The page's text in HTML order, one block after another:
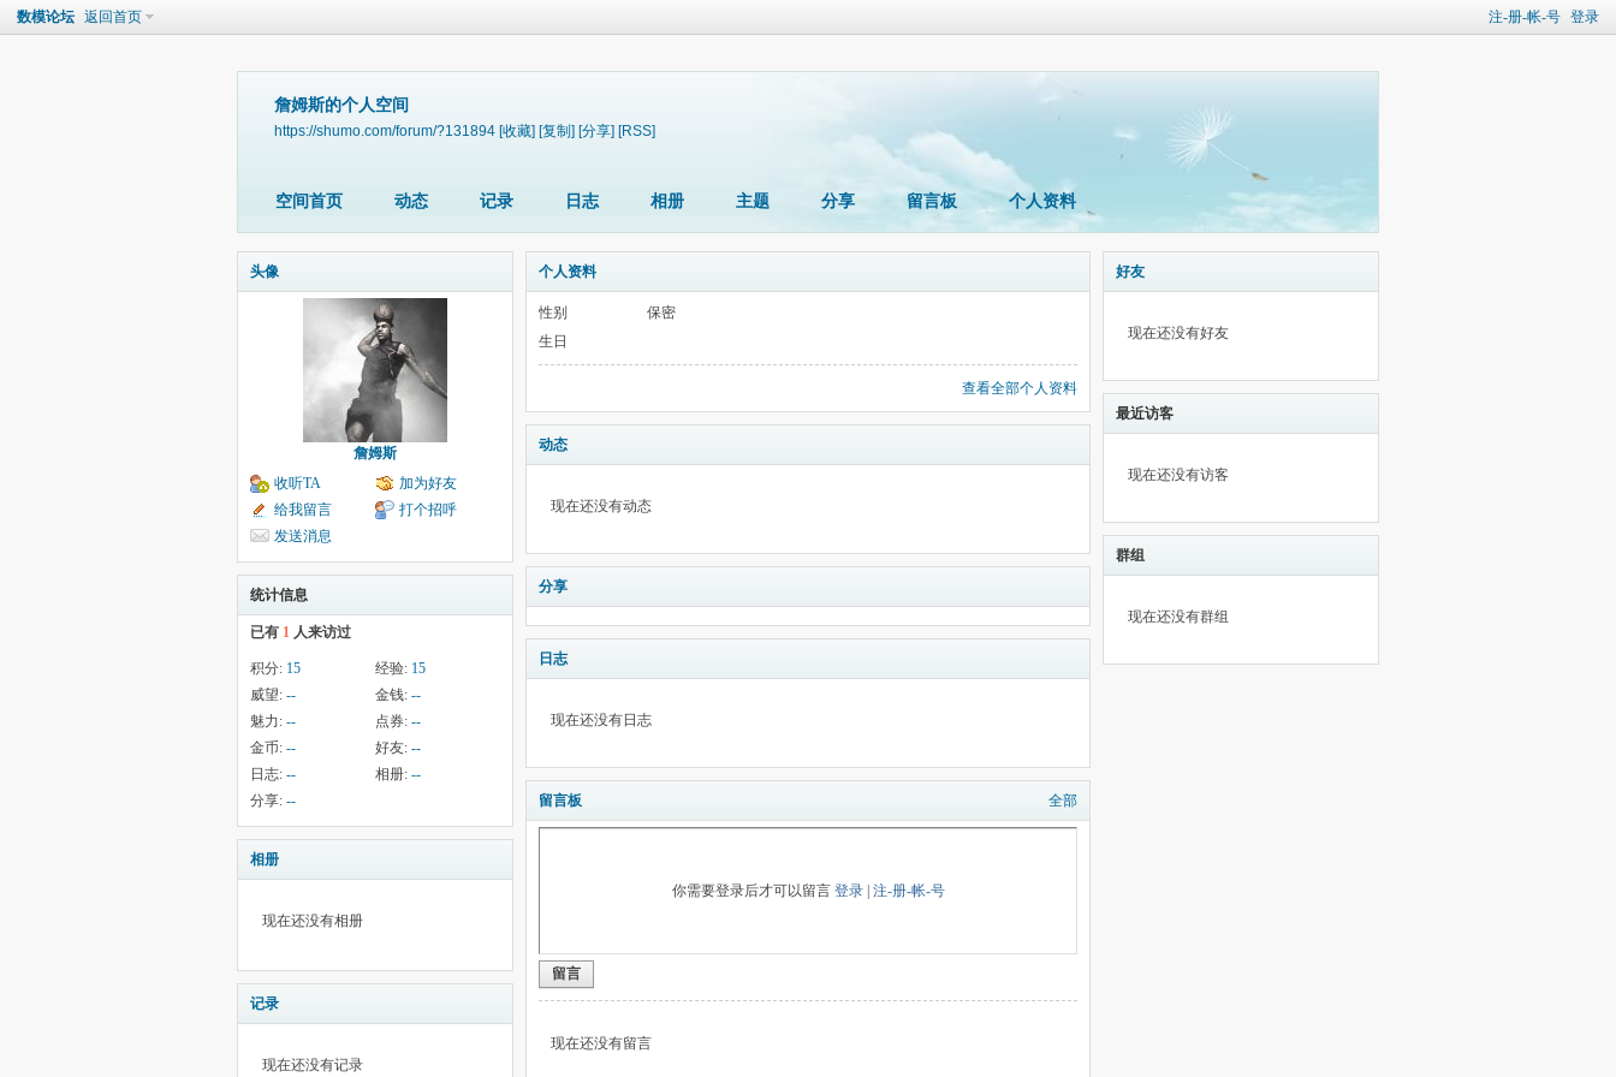
注-册-帐-号 登录
数模论坛 返回首页
詹姆斯的个人空间
https://shumo.com/forum/?131894 [收藏] [复制] [分享] [RSS]
空间首页 动态 记录 日志 相册 主题 分享 留言板 个人资料
头像
詹姆斯
收听TA
加为好友
给我留言
打个招呼
发送消息
统计信息
已有 1 人来访过
积分: 15 经验: 15
威望: -- 金钱: --
魅力: -- 点券: --
金币: -- 好友: --
日志: -- 相册: --
分享: --
相册
现在还没有相册
记录
现在还没有记录
个人资料
性别
保密
生日
查看全部个人资料
动态
现在还没有动态
分享
日志
现在还没有日志
留言板 全部
你需要登录后才可以留言 登录| 注-册-帐-号
留言
现在还没有留言
好友
现在还没有好友
最近访客
现在还没有访客
群组
现在还没有群组